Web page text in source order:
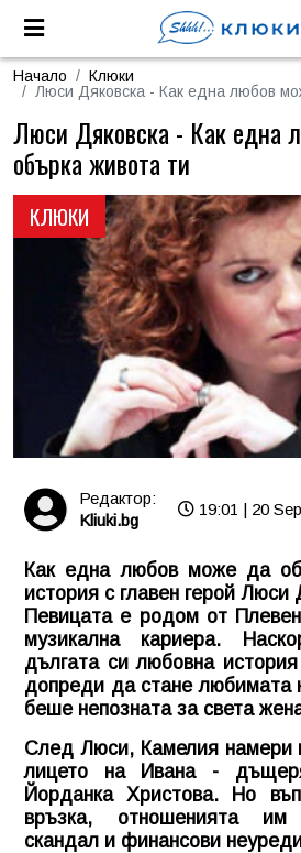
Начало
Клюки
Люси Дяковска - Как една любов
КЛЮКИ
Люси Дяковска - Как една
обърка живота ти
Редактор:
Kliuki.bg
19:01 | 20
Как една любов може да
история с главен герой Люси
Певицата е родом от
музикална кариера.
дългата си любовна
допреди да стане любимата
беше непозната за света
След Люси, Камелия намери
лицето на Ивана -
Йорданка Христова. Но
връзка, отношенията
скандал и финансови